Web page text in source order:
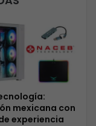
mexicana con
experiencia